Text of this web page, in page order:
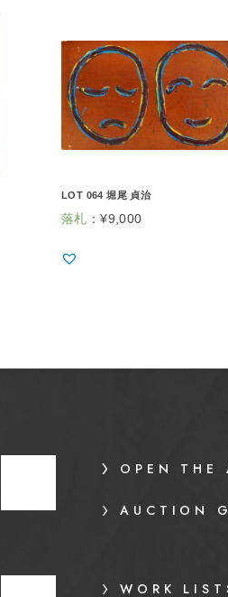
LOT 064 堀尾 貞治
落札 ：¥9,000
OPEN THE
AUCTION
WORK